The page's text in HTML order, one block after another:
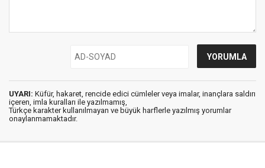
UYARI: Küfür, hakaret, rencide edici cümleler veya imalar, inançlara saldırı
içeren, imla kuralları ile yazılmamış,
Türkçe karakter kullanılmayan ve büyük harflerle yazılmış yorumlar
onaylanmamaktadır.